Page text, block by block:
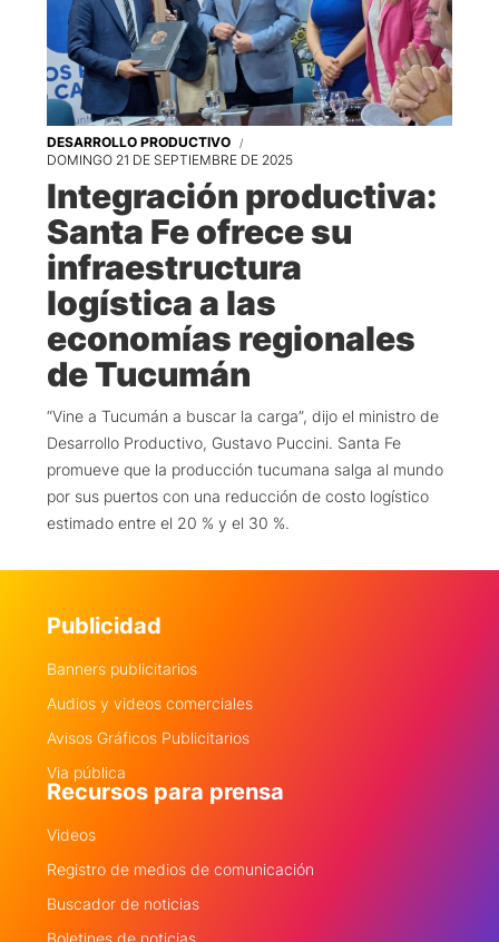
DESARROLLO PRODUCTIVO
DOMINGO 21 DE SEPTIEMBRE DE 2025
Integración productiva:
Santa Fe ofrece su
infraestructura
logística a las
economías regionales
de Tucumán
“Vine a Tucumán a buscar la carga”, dijo el ministro de
Desarrollo Productivo, Gustavo Puccini. Santa Fe
promueve que la producción tucumana salga al mundo
por sus puertos con una reducción de costo logístico
estimado entre el 20 % y el 30 %.
Publicidad
Banners publicitarios
Audios y videos comerciales
Avisos Gráficos Publicitarios
Via pública
Recursos para prensa
Videos
Registro de medios de comunicación
Buscador de noticias